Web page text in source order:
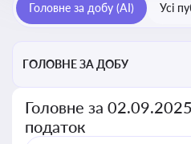
Головне за добу (AI) Усі
ГОЛОВНЕ ЗА ДОБУ
Головне за
податок